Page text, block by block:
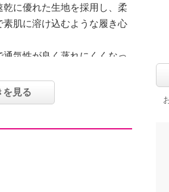
に優れた生地を採用し、柔
肌に溶け込むような履き心
気性が良く蒸れにくくなっ
、気になるお肉は物理的に
キリ。
を見る